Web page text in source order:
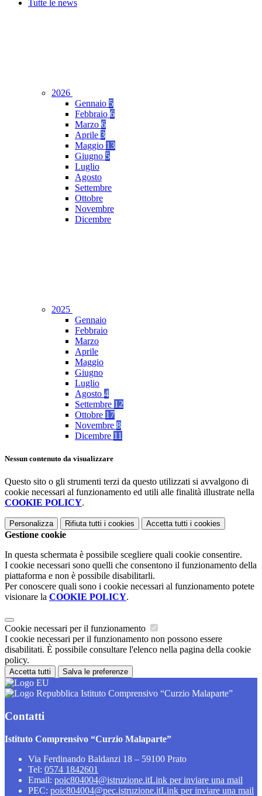
Tutte le news
2026
Gennaio 5
Febbraio 6
Marzo 6
Aprile 3
Maggio 13
Giugno 5
Luglio
Agosto
Settembre
Ottobre
Novembre
Dicembre
2025
Gennaio
Febbraio
Marzo
Aprile
Maggio
Giugno
Luglio
Agosto 4
Settembre 12
Ottobre 17
Novembre 8
Dicembre 11
Nessun contenuto da visualizzare
Questo sito o gli strumenti terzi da questo utilizzati si avvalgono di
cookie necessari al funzionamento ed utili alle finalità illustrate nella
COOKIE POLICY.
Personalizza Rifiuta tutti i cookies Accetta tutti i cookies
Gestione cookie
In questa schermata è possibile scegliere quali cookie consentire.
I cookie necessari sono quelli che consentono il funzionamento della
piattaforma e non è possibile disabilitarli.
Per conoscere quali sono i cookie necessari al funzionamento potete
visionare la COOKIE POLICY.
Cookie necessari per il funzionamento
I cookie necessari per il funzionamento non possono essere
disabilitati. È possibile consultare l'elenco nella pagina della cookie
policy.
Accetta tutti Salva le preferenze
Istituto Comprensivo “Curzio Malaparte”
Contatti
Istituto Comprensivo “Curzio Malaparte”
Via Ferdinando Baldanzi 18 – 59100 Prato
Tel: 0574 1842601
Email: poic804004@istruzione.itLink per inviare una mail
PEC: poic804004@pec.istruzione.itLink per inviare una mail